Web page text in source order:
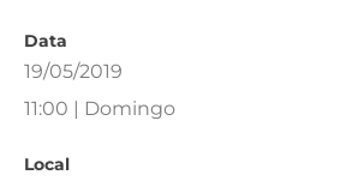
Data
19/05/2019
11:00 | Domingo
Local